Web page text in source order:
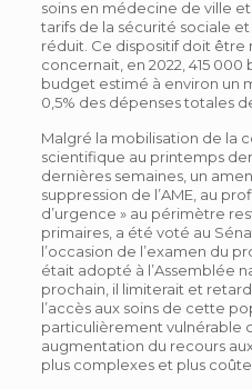
soins en médecine de ville
tarifs de la sécurité sociale
réduit. Ce dispositif doit être
concernait, en 2022, 415
budget estimé à environ un
0,5% des dépenses totales
Malgré la mobilisation de la
scientifique au printemps
dernières semaines, un
suppression de l’AME, au
d’urgence » au périmètre
primaires, a été voté au
l’occasion de l’examen du
était adopté à l’Assemblée
prochain, il limiterait et
l’accès aux soins de cette
particulièrement vulnérable
augmentation du recours
plus complexes et plus